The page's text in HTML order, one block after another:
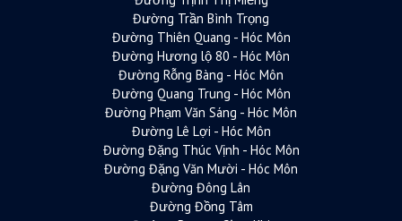
Đường Trần Bình Trọng
Đường Thiên Quang - Hóc Môn
Đường Hương lộ 80 - Hóc Môn
Đường Rỗng Bàng - Hóc Môn
Đường Quang Trung - Hóc Môn
Đường Phạm Văn Sáng - Hóc Môn
Đường Lê Lợi - Hóc Môn
Đường Đặng Thúc Vịnh - Hóc Môn
Đường Đặng Văn Mười - Hóc Môn
Đường Đông Lân
Đường Đồng Tâm